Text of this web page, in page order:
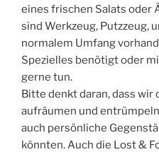
eines frischen Salats oder
sind Werkzeug, Putzzeug,
normalem Umfang
Spezielles benötigt oder
gerne tun.
Bitte denkt daran, dass wir
aufräumen und
auch persönliche
könnten. Auch die Lost &